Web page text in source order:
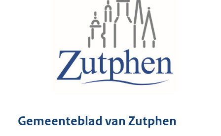
Gemeenteblad van Zutphen